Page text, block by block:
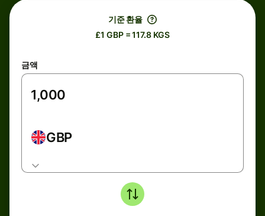
기준 환율
£1 GBP = 117.8 KGS
금액
GBP